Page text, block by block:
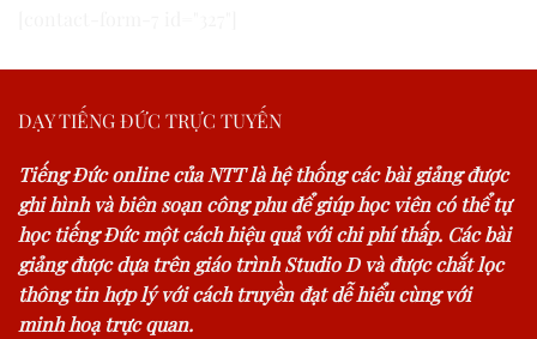
DẠY TIẾNG ĐỨC TRỰC TUYẾN
Tiếng Đức online của NTT là hệ thống các bài giảng được
ghi hình và biên soạn công phu để giúp học viên có thể tự
học tiếng Đức một cách hiệu quả với chi phí thấp. Các bài
giảng được dựa trên giáo trình Studio D và được chắt lọc
thông tin hợp lý với cách truyền đạt dễ hiểu cùng với
minh hoạ trực quan.